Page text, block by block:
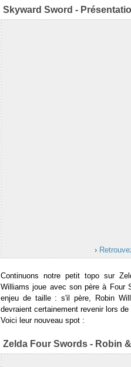
Skyward Sword -
›
Continuons notre petit topo sur
Williams joue avec son père à Four
enjeu de taille : s'il père, Robin
devraient certainement revenir lors
Voici leur nouveau spot :
Zelda Four Swords - Robin